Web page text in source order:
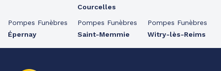
Pompes Funèbres
Épernay
Courcelles
Pompes Funèbres
Saint-Memmie
Pompes Funèbres
Witry-lès-Reims